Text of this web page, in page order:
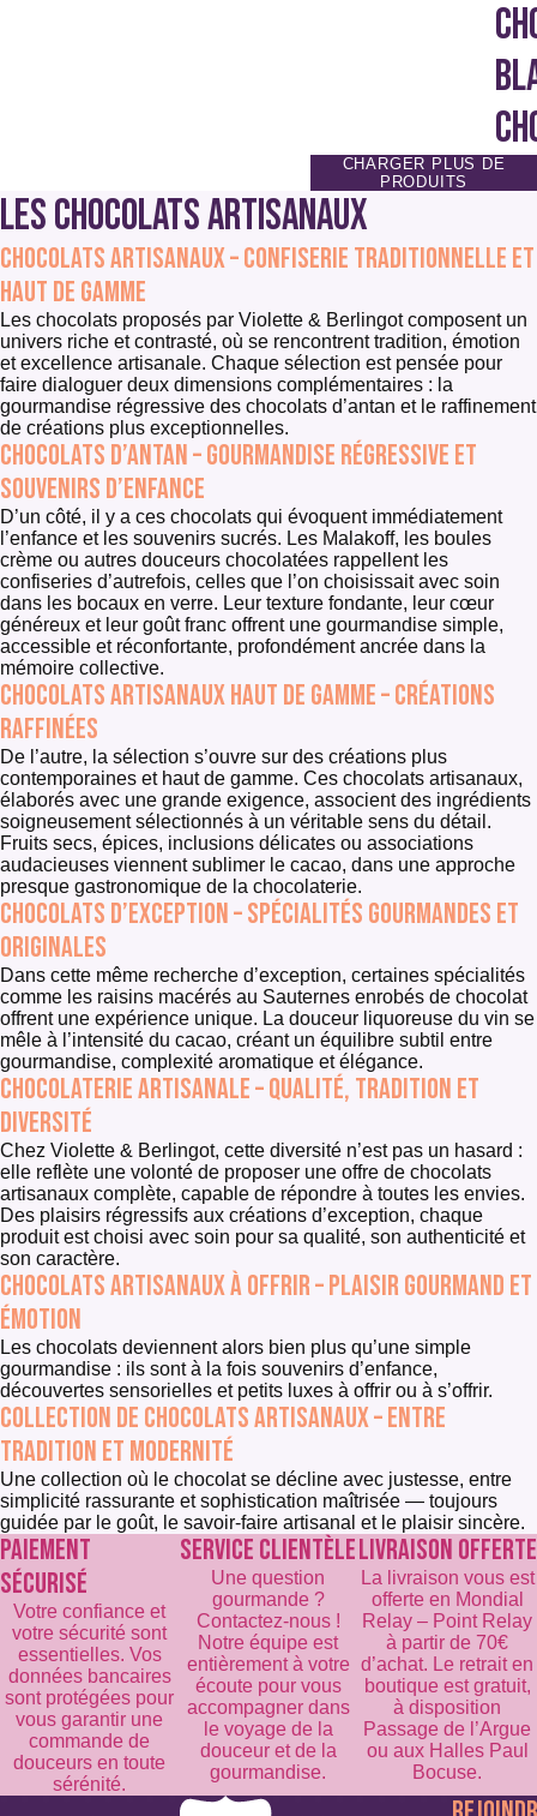
CHARGER PLUS DE
PRODUITS
Les chocolats artisanaux
Chocolats artisanaux – confiserie traditionnelle et
haut de gamme
Les chocolats proposés par Violette & Berlingot composent un
univers riche et contrasté, où se rencontrent tradition, émotion
et excellence artisanale. Chaque sélection est pensée pour
faire dialoguer deux dimensions complémentaires : la
gourmandise régressive des chocolats d’antan et le raffinement
de créations plus exceptionnelles.
Chocolats d’antan – gourmandise régressive et
souvenirs d’enfance
D’un côté, il y a ces chocolats qui évoquent immédiatement
l’enfance et les souvenirs sucrés. Les Malakoff, les boules
crème ou autres douceurs chocolatées rappellent les
confiseries d’autrefois, celles que l’on choisissait avec soin
dans les bocaux en verre. Leur texture fondante, leur cœur
généreux et leur goût franc offrent une gourmandise simple,
accessible et réconfortante, profondément ancrée dans la
mémoire collective.
Chocolats artisanaux haut de gamme – créations
raffinées
De l’autre, la sélection s’ouvre sur des créations plus
contemporaines et haut de gamme. Ces chocolats artisanaux,
élaborés avec une grande exigence, associent des ingrédients
soigneusement sélectionnés à un véritable sens du détail.
Fruits secs, épices, inclusions délicates ou associations
audacieuses viennent sublimer le cacao, dans une approche
presque gastronomique de la chocolaterie.
Chocolats d’exception – spécialités gourmandes et
originales
Dans cette même recherche d’exception, certaines spécialités
comme les raisins macérés au Sauternes enrobés de chocolat
offrent une expérience unique. La douceur liquoreuse du vin se
mêle à l’intensité du cacao, créant un équilibre subtil entre
gourmandise, complexité aromatique et élégance.
Chocolaterie artisanale – qualité, tradition et
diversité
Chez Violette & Berlingot, cette diversité n’est pas un hasard :
elle reflète une volonté de proposer une offre de chocolats
artisanaux complète, capable de répondre à toutes les envies.
Des plaisirs régressifs aux créations d’exception, chaque
produit est choisi avec soin pour sa qualité, son authenticité et
son caractère.
Chocolats artisanaux à offrir – plaisir gourmand et
émotion
Les chocolats deviennent alors bien plus qu’une simple
gourmandise : ils sont à la fois souvenirs d’enfance,
découvertes sensorielles et petits luxes à offrir ou à s’offrir.
Collection de chocolats artisanaux – entre
tradition et modernité
Une collection où le chocolat se décline avec justesse, entre
simplicité rassurante et sophistication maîtrisée — toujours
guidée par le goût, le savoir-faire artisanal et le plaisir sincère.
PAIEMENT
SÉCURISÉ
Votre confiance et
votre sécurité sont
essentielles. Vos
données bancaires
sont protégées pour
vous garantir une
commande de
douceurs en toute
sérénité.
SERVICE CLIENTÈLE
Une question
gourmande ?
Contactez-nous !
Notre équipe est
entièrement à votre
écoute pour vous
accompagner dans
le voyage de la
douceur et de la
gourmandise.
LIVRAISON OFFERTE
La livraison vous est
offerte en Mondial
Relay – Point Relay
à partir de 70€
d’achat. Le retrait en
boutique est gratuit,
à disposition
Passage de l’Argue
ou aux Halles Paul
Bocuse.